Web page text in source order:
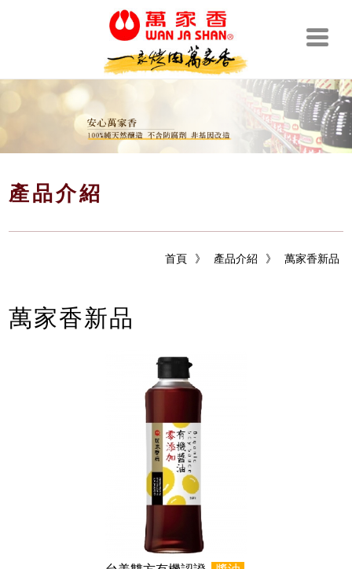
產品介紹
萬家香新品
》
產品介紹
》
首頁
萬家香新品